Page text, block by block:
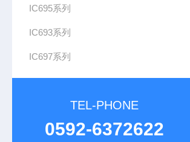
IC695系列
IC693系列
IC697系列
TEL-PHONE
0592-6372622